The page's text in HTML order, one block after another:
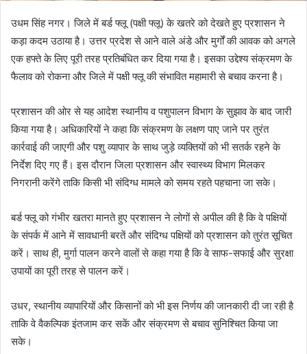
उधम सिंह नगर। जिले में बर्ड फ्लू (पक्षी फ्लू) के खतरे को देखते हुए प्रशासन ने
कड़ा कदम उठाया है। उत्तर प्रदेश से आने वाले अंडे और मुर्गों की आवक को अगले
एक हफ्ते के लिए पूरी तरह प्रतिबंधित कर दिया गया है। इसका उद्देश्य संक्रमण के
फैलाव को रोकना और जिले में पक्षी फ्लू की संभावित महामारी से बचाव करना है।
प्रशासन की ओर से यह आदेश स्थानीय व पशुपालन विभाग के सुझाव के बाद जारी
किया गया है। अधिकारियों ने कहा कि संक्रमण के लक्षण पाए जाने पर तुरंत
कार्रवाई की जाएगी और पशु व्यापार के साथ जुड़े व्यक्तियों को भी सतर्क रहने के
निर्देश दिए गए हैं। इस दौरान जिला प्रशासन और स्वास्थ्य विभाग मिलकर
निगरानी करेंगे ताकि किसी भी संदिग्ध मामले को समय रहते पहचाना जा सके।
बर्ड फ्लू को गंभीर खतरा मानते हुए प्रशासन ने लोगों से अपील की है कि वे पक्षियों
के संपर्क में आने में सावधानी बरतें और संदिग्ध पक्षियों को प्रशासन को तुरंत सूचित
करें। साथ ही, मुर्गा पालन करने वालों से कहा गया है कि वे साफ-सफाई और सुरक्षा
उपायों का पूरी तरह से पालन करें।
उधर, स्थानीय व्यापारियों और किसानों को भी इस निर्णय की जानकारी दी जा रही है
ताकि वे वैकल्पिक इंतजाम कर सकें और संक्रमण से बचाव सुनिश्चित किया जा
सके।